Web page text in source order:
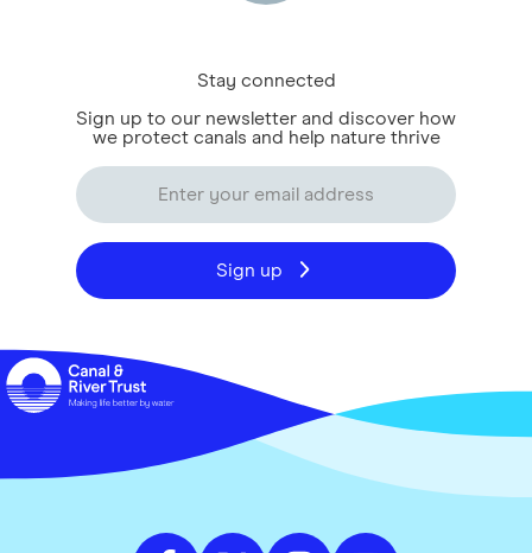
Stay connected
Sign up to our newsletter and discover how
we protect canals and help nature thrive
Sign up